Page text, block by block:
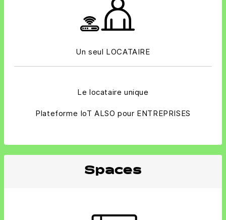
Un seul LOCATAIRE
Le locataire unique
Plateforme IoT ALSO pour ENTREPRISES
Spaces